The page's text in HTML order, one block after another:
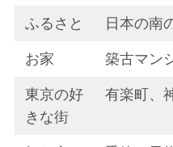
ふるさと 日本の南
お家 築古マン
東京の好
きな街
有楽町、